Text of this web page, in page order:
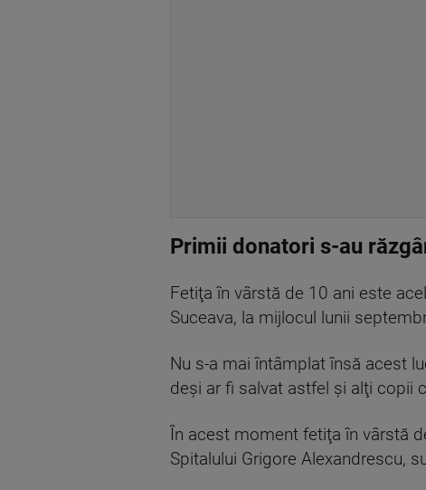
Primii donatori s-au
Fetiţa în vârstă de 10 ani este
Suceava, la mijlocul lunii
Nu s-a mai întâmplat însă acest
deşi ar fi salvat astfel şi alţi copii
În acest moment fetiţa în vârstă
Spitalului Grigore Alexandrescu,